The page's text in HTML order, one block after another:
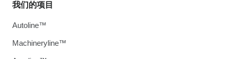
我们的项目
Autoline™
Machineryline™